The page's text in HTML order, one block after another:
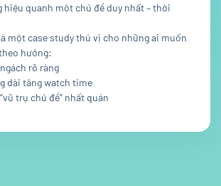
hiệu quanh một chủ đề duy nhất – thời
một case study thú vị cho những ai muốn
hướng:
rõ ràng
dài tăng watch time
trụ chủ đề” nhất quán